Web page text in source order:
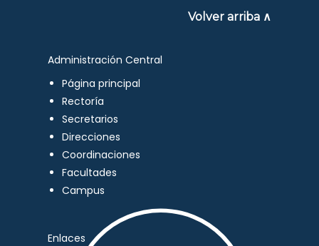
Volver arriba ∧
Administración Central
Página principal
Rectoría
Secretarios
Direcciones
Coordinaciones
Facultades
Campus
Enlaces